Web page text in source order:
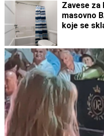
Zavese za
masovno
koje se